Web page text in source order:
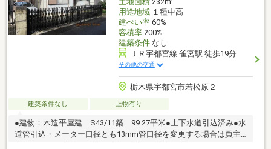
用途地域１種中高
建ぺい率60%
容積率200%
建築条件なし
ＪＲ宇都宮線 雀宮駅 徒歩19分
その他の交通
栃木県宇都宮市若松原２
建築条件なし 上物有り
●建物：木造平屋建 S43/11築 99.27平米●上下水道引込済み●水
道管引込・メーター口径とも13mm管口径を変更する場合は買主